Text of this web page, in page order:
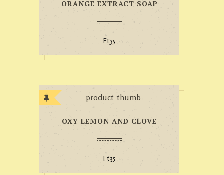
ORANGE EXTRACT SOAP
Ft35
OXY LEMON AND CLOVE
Ft35